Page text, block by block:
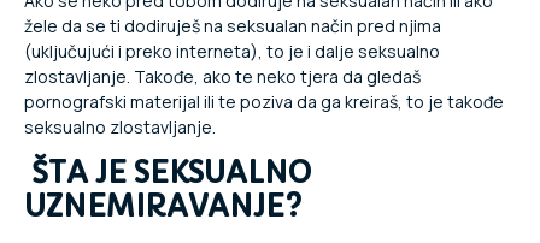
žele da se ti dodiruješ na seksualan način pred njima
(uključujući i preko interneta), to je i dalje seksualno
zlostavljanje. Takođe, ako te neko tjera da gledaš
pornografski materijal ili te poziva da ga kreiraš, to je takođe
seksualno zlostavljanje.
ŠTA JE SEKSUALNO
UZNEMIRAVANJE?